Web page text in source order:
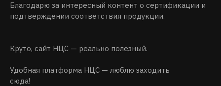
Благодарю за интересный контент о сертификации и
подтверждении соответствия продукции.
Круто, сайт НЦС — реально полезный.
Удобная платформа НЦС — люблю заходить
сюда!